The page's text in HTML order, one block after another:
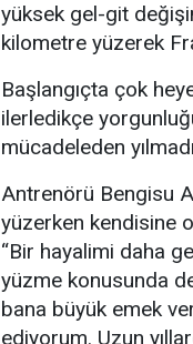
yüksek gel-git
kilometre yüzerek
Başlangıçta çok
ilerledikçe
mücadeleden
Antrenörü Bengisu
yüzerken kendisine
“Bir hayalimi daha
yüzme konusunda
bana büyük emek
ediyorum. Uzun